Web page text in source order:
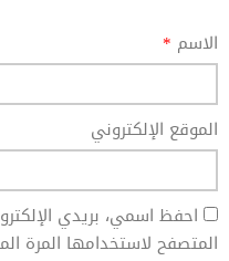
الاسم *
الموقع الإلكتروني
احفظ اسمي، بريدي
المتصفح لاستخدامها المرة